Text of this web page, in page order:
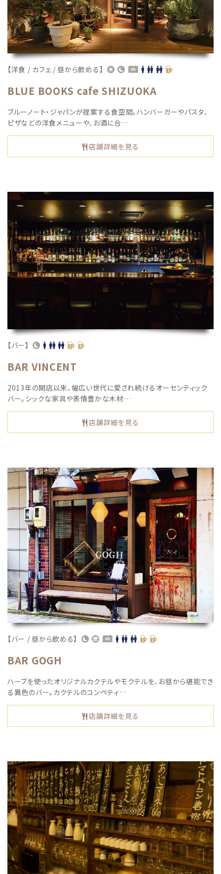
【洋食 / カフェ / 昼から飲める】
BLUE BOOKS cafe SHIZUOKA
ブルーノート・ジャパンが提案する食空間。ハンバーガーやパスタ、
ピザなどの洋食メニューや、お酒に合…
店舗詳細を見る
【バー】
BAR VINCENT
2013年の開店以来、幅広い世代に愛され続けるオーセンティック
バー。シックな家具や表情豊かな木材…
店舗詳細を見る
【バー / 昼から飲める】
BAR GOGH
ハーブを使ったオリジナルカクテルやモクテルを、お昼から堪能でき
る異色のバー。カクテルのコンペティ…
店舗詳細を見る